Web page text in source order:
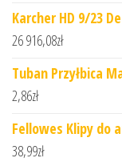
Karcher HD 9/23
26 916,08zł
Tuban Przyłbica
2,86zł
Fellowes Klipy do
38,99zł